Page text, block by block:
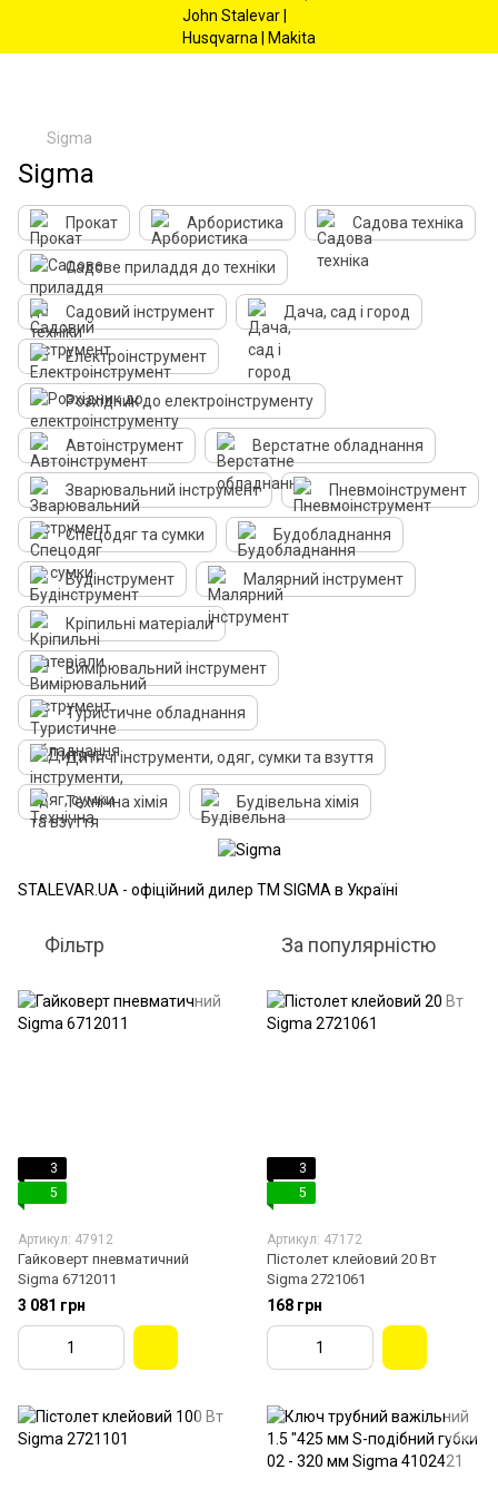
Sigma
Sigma
Прокат Арбористика Садова техніка
Садове приладдя до техніки
Садовий інструмент Дача, сад і город
Електроінструмент
Розхідник до електроінструменту
Автоінструмент Верстатне обладнання
Зварювальний інструмент Пневмоінструмент
Спецодяг та сумки Будобладнання
Будінструмент Малярний інструмент
Кріпильні матеріали
Вимірювальний інструмент
Туристичне обладнання
Дитячі інструменти, одяг, сумки та взуття
Технічна хімія Будівельна хімія
STALEVAR.UA - офіційний дилер ТМ SIGMA в Україні
Фільтр За популярністю
3
5
Артикул: 47912
Гайковерт пневматичний
Sigma 6712011
3 081 грн
3
5
Артикул: 47172
Пістолет клейовий 20 Вт
Sigma 2721061
168 грн